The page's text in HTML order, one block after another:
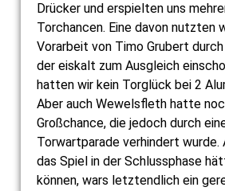
Drücker und erspielten uns
Torchancen. Eine davon nutzten
Vorarbeit von Timo Grubert
der eiskalt zum Ausgleich
hatten wir kein Torglück bei 2
Aber auch Wewelsfleth hatte
Großchance, die jedoch durch
Torwartparade verhindert wurde.
das Spiel in der Schlussphase
können, wars letztendlich ein